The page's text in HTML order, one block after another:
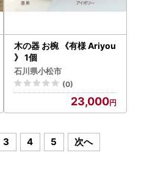
木の器 お椀 《有様 Ariyou
》 1個
石川県小松市
(0)
23,000
3 4 5 次へ